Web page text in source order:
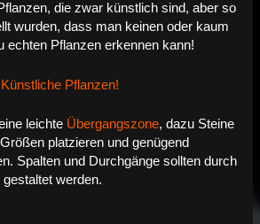
die zwar künstlich sind, aber so
wurden, dass man keinen oder kaum
echten Pflanzen erkennen kann!
Künstliche Pflanzen!
leichte Übergangszone, dazu Steine
platzieren und genügend
Spalten und Durchgänge sollten durch
werden.